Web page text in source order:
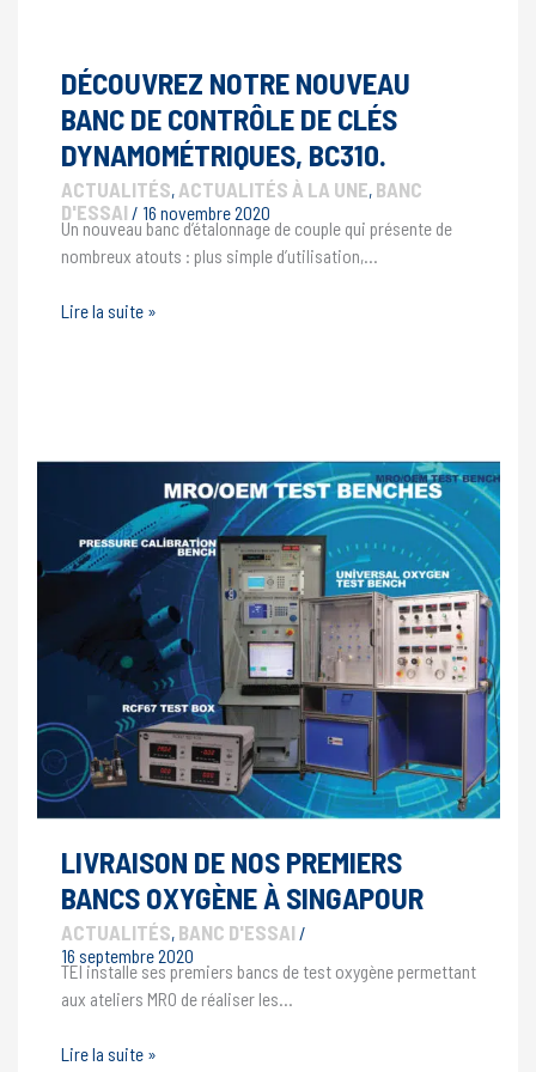
la
Région
Normandie
DÉCOUVREZ NOTRE NOUVEAU
BANC DE CONTRÔLE DE CLÉS
DYNAMOMÉTRIQUES, BC310.
ACTUALITÉS, ACTUALITÉS À LA UNE, BANC
D'ESSAI / 16 novembre 2020
Un nouveau banc d’étalonnage de couple qui présente de
nombreux atouts : plus simple d’utilisation,…
Découvrez
dynamométriques,
BC310.
Lire la suite »
LIVRAISON DE NOS PREMIERS
BANCS OXYGÈNE À SINGAPOUR
ACTUALITÉS, BANC D'ESSAI /
16 septembre 2020
TEI installe ses premiers bancs de test oxygène permettant
aux ateliers MRO de réaliser les…
Livraison
Lire la suite »